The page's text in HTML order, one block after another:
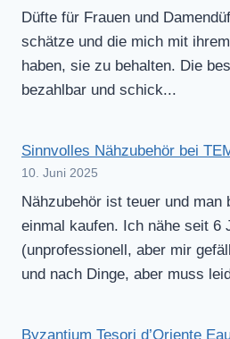
Düfte für Frauen und
schätze und die mich mit
haben, sie zu behalten. Die
bezahlbar und schick...
Sinnvolles Nähzubehör bei
10. Juni 2025
Nähzubehör ist teuer und man
einmal kaufen. Ich nähe seit 6
(unprofessionell, aber mir
und nach Dinge, aber muss
Byzantium Tesori d’Oriente